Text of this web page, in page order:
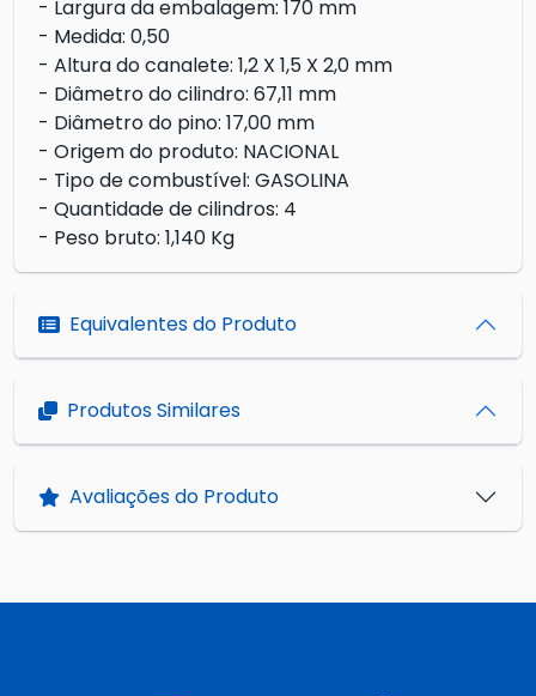
- Largura da embalagem: 170 mm
- Medida: 0,50
- Altura do canalete: 1,2 X 1,5 X 2,0 mm
- Diâmetro do cilindro: 67,11 mm
- Diâmetro do pino: 17,00 mm
- Origem do produto: NACIONAL
- Tipo de combustível: GASOLINA
- Quantidade de cilindros: 4
- Peso bruto: 1,140 Kg
Equivalentes do Produto
Produtos Similares
Avaliações do Produto